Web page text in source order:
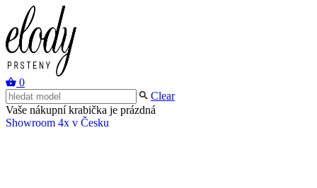
0
Clear
Vaše nákupní krabička je prázdná
Showroom 4x v Česku